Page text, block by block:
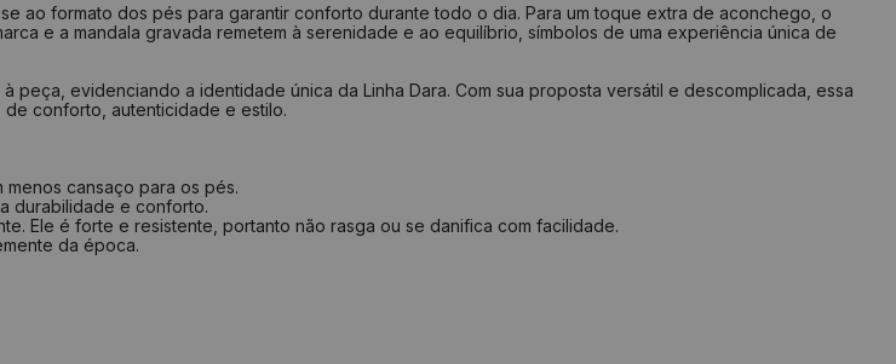
Faça um risco a partir do seu calcanhar
Repita o risco na frente do dedão
Tire a medida do comprimento das linhas
Verifique na tabela qual a numeração indicada
ao formato dos pés para garantir conforto durante todo o dia. Para um toque extra de aconchego, o
e a mandala gravada remetem à serenidade e ao equilíbrio, símbolos de uma experiência única de
evidenciando a identidade única da Linha Dara. Com sua proposta versátil e descomplicada, essa
conforto, autenticidade e estilo.
cansaço para os pés.
durabilidade e conforto.
Ele é forte e resistente, portanto não rasga ou se danifica com facilidade.
da época.